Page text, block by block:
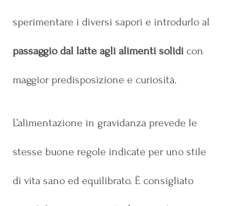
sperimentare i diversi sapori e introdurlo al
passaggio dal latte agli alimenti solidi con
maggior predisposizione e curiosità.
L’alimentazione in gravidanza prevede le
stesse buone regole indicate per uno stile
di vita sano ed equilibrato. È consigliato